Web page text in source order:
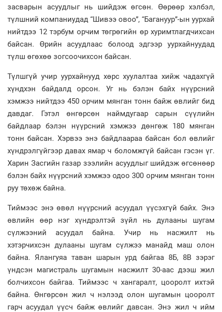
засварын асуудлыг нь шийдэж өгсөн. Өөрөөр хэлбэл,
түлшний компаниудад “Шивээ овоо”, “Багануур”-ын уурхай
нийтдээ 12 тэрбум орчим төгрөгийн өр хуримтлагдчихсан
байсан. Өрийн асуудлаас болоод эдгээр уурхайнуудад
түлш өгөхөө зогсоочихсон байсан.
Түлшгүй учир уурхайнууд хөрс хуулалтаа хийж чадахгүй
хүндхэн байдалд орсон. Уг нь бэлэн байх нүүрсний
хэмжээ нийтдээ 450 орчим мянган тонн байж өвлийг бид
давдаг. Гэтэл өнгөрсөн наймдугаар сарын сүүлийн
байдлаар бэлэн нүүрсний хэмжээ дөнгөж 180 мянган
тонн байсан. Хэрвээ энэ байдлаараа байсан бол өвлийг
хүндрэлгүйгээр давах ямар ч боломжгүй байсан гэсэн үг.
Харин Засгийн газар зээлийн асуудлыг шийдэж өгсөнөөр
бэлэн байх нүүрсний хэмжээ одоо 300 орчим мянган тонн
руу төхөж байна.
Тиймээс энэ өвөл нүүрсний асуудал үүсэхгүй байх. Энэ
өвлийн өөр нэг хүндрэлтэй зүйл нь дулааны шугам
сүлжээний асуудал байна. Учир нь насжилт нь
хэтэрчихсэн дулааны шугам сүлжээ манайд маш олон
байна. Ялангуяа таван шарын урд байгаа 8Б, 8В зэрэг
үндсэн магистраль шугамын насжилт 30-аас дээш жил
болчихсон байгаа. Тиймээс ч хангаралт, цооролт ихтэй
байна. Өнгөрсөн жил ч нэлээд олон шугамын цооролт
гарч асуудал үүсч байж өвлийг давсан. Энэ жил ч ийм